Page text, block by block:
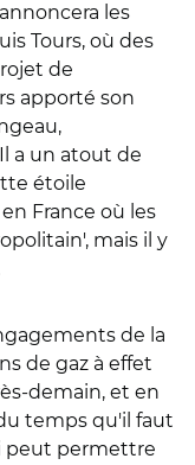
les
Tours, où des
de
apporté son
a un atout de
étoile
France où les
mais il y
de la
de gaz à effet
demain, et en
temps qu'il faut
peut permettre